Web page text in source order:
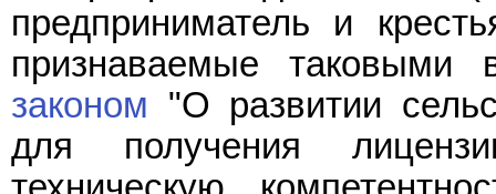
предприниматель и
признаваемые таковыми
законом "О развитии
для получения